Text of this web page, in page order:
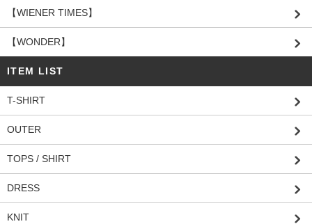
【WIENER TIMES】
【WONDER】
ITEM LIST
T-SHIRT
OUTER
TOPS / SHIRT
DRESS
KNIT